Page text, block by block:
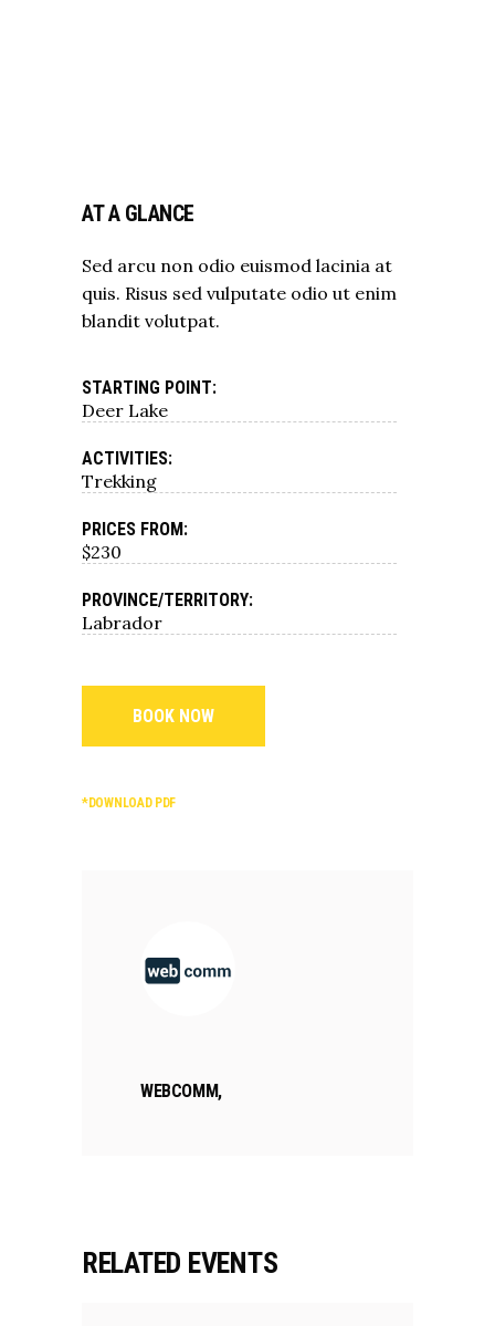
AT A GLANCE
Sed arcu non odio euismod lacinia at
quis. Risus sed vulputate odio ut enim
blandit volutpat.
STARTING POINT:
Deer Lake
ACTIVITIES:
Trekking
PRICES FROM:
$230
PROVINCE/TERRITORY:
Labrador
BOOK NOW
*DOWNLOAD PDF
WEBCOMM,
RELATED EVENTS